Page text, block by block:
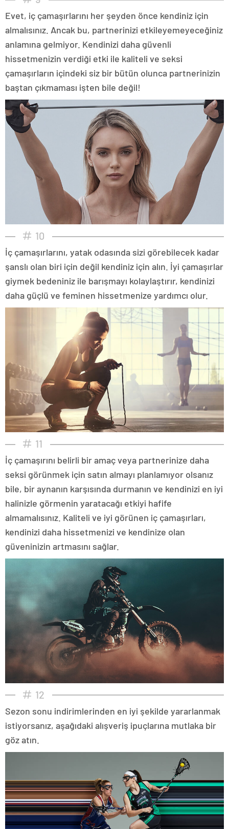
Evet, iç çamaşırlarını her şeyden önce kendiniz için
almalısınız. Ancak bu, partnerinizi etkileyemeyeceğiniz
anlamına gelmiyor. Kendinizi daha güvenli
hissetmenizin verdiği etki ile kaliteli ve seksi
çamaşırların içindeki siz bir bütün olunca partnerinizin
baştan çıkmaması işten bile değil!
10
İç çamaşırlarını, yatak odasında sizi görebilecek kadar
şanslı olan biri için değil kendiniz için alın. İyi çamaşırlar
giymek bedeniniz ile barışmayı kolaylaştırır, kendinizi
daha güçlü ve feminen hissetmenize yardımcı olur.
11
İç çamaşırını belirli bir amaç veya partnerinize daha
seksi görünmek için satın almayı planlamıyor olsanız
bile, bir aynanın karşısında durmanın ve kendinizi en iyi
halinizle görmenin yaratacağı etkiyi hafife
almamalısınız. Kaliteli ve iyi görünen iç çamaşırları,
kendinizi daha hissetmenizi ve kendinize olan
güveninizin artmasını sağlar.
12
Sezon sonu indirimlerinden en iyi şekilde yararlanmak
istiyorsanız, aşağıdaki alışveriş ipuçlarına mutlaka bir
göz atın.